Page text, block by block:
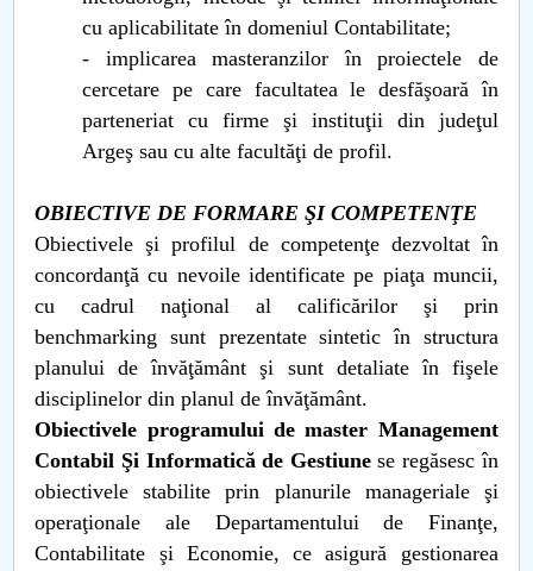
cu aplicabilitate în domeniul Contabilitate;
- implicarea masteranzilor în proiectele de
cercetare pe care facultatea le desfăşoară în
parteneriat cu firme şi instituţii din judeţul
Argeş sau cu alte facultăţi de profil.
OBIECTIVE DE FORMARE ŞI COMPETENŢE
Obiectivele şi profilul de competenţe dezvoltat în
concordanţă cu nevoile identificate pe piaţa muncii,
cu cadrul naţional al calificărilor şi prin
benchmarking sunt prezentate sintetic în structura
planului de învăţământ şi sunt detaliate în fişele
disciplinelor din planul de învăţământ.
Obiectivele programului de master Management
Contabil Şi Informatică de Gestiunese regăsesc în
obiectivele stabilite prin planurile manageriale şi
operaţionale ale Departamentului de Finanţe,
Contabilitate şi Economie, ce asigură gestionarea